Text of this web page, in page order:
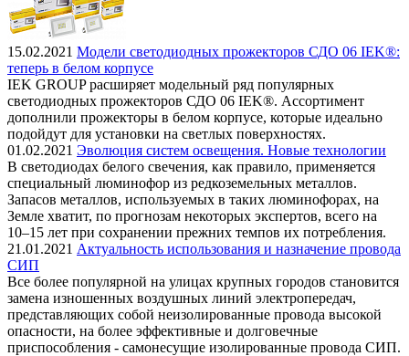
15.02.2021 Модели светодиодных прожекторов СДО 06 IEK®:
теперь в белом корпусе
IEK GROUP расширяет модельный ряд популярных
светодиодных прожекторов СДО 06 IEK®. Ассортимент
дополнили прожекторы в белом корпусе, которые идеально
подойдут для установки на светлых поверхностях.
01.02.2021 Эволюция систем освещения. Новые технологии
В светодиодах белого свечения, как правило, применяется
специальный люминофор из редкоземельных металлов.
Запасов металлов, используемых в таких люминофорах, на
Земле хватит, по прогнозам некоторых экспертов, всего на
10–15 лет при сохранении прежних темпов их потребления.
21.01.2021 Актуальность использования и назначение провода
СИП
Все более популярной на улицах крупных городов становится
замена изношенных воздушных линий электропередач,
представляющих собой неизолированные провода высокой
опасности, на более эффективные и долговечные
приспособления - самонесущие изолированные провода СИП.